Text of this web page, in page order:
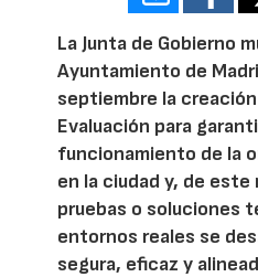
La Junta de Gobierno
Ayuntamiento de
septiembre la
Evaluación para
funcionamiento de la
en la ciudad y, de este
pruebas o soluciones
entornos reales se
segura, eficaz y